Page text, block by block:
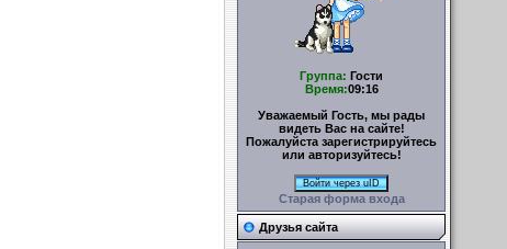
Группа: Гости
Время:09:16
Уважаемый Гость, мы рады
видеть Вас на сайте!
Пожалуйста зарегистрируйтесь
или авторизуйтесь!
Войти через uID
Старая форма входа
Друзья сайта